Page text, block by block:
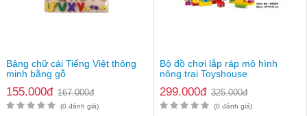
Cách đặt mua Bộ đồ chơi xếp hình Lego Zoo
Mẹ Khỏe Con Thông Minh cam kết cung cấp Đồ chơi lắp ráp
Động vật xung quanh chính hãng 100%, giao hàng toàn quốc, thu
tiền tận nơi.
Bảng chữ cái Tiếng Việt thông
minh bằng gỗ
155.000đ 167.000đ
(0 đánh giá)
Bộ đồ chơi lắp ráp mô hình
nông trại Toyshouse
299.000đ 325.000đ
(0 đánh giá)